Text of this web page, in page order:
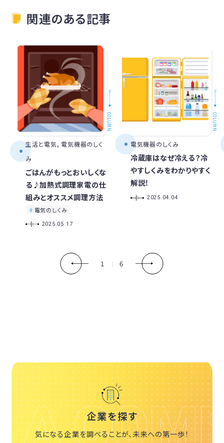
関連のある記事
COLUMN
生活と電気, 電気機器のしく
み
ごはんがもっとおいしくな
る♪加熱式調理家電の仕
組みとオススメ調理方法
電気のしくみ
2025.05.17
COLUMN
電気機器のしくみ
冷蔵庫はなぜ冷える？冷
やすしくみをわかりやすく
解説！
2025.04.04
1 6
企業を探す
気になる企業を調べることが、未来への第一歩！